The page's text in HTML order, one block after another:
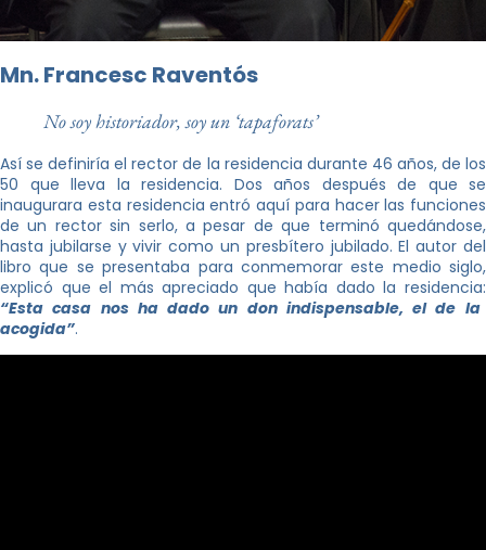
Mn. Francesc Raventós
No soy historiador, soy un ‘tapaforats’
Así se definiría el rector de la residencia durante 46 años, de los
50 que lleva la residencia. Dos años después de que se
inaugurara esta residencia entró aquí para hacer las funciones
de un rector sin serlo, a pesar de que terminó quedándose,
hasta jubilarse y vivir como un presbítero jubilado. El autor del
libro que se presentaba para conmemorar este medio siglo,
explicó que el más apreciado que había dado la residencia:
“Esta casa nos ha dado un don indispensable, el de la
acogida”.